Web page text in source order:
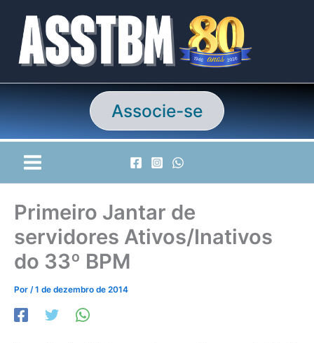
conteúdo
Associe-se
Primeiro Jantar de
servidores Ativos/Inativos
do 33º BPM
Por /1 de dezembro de 2014